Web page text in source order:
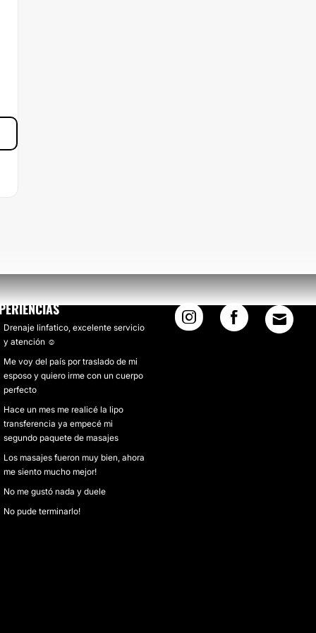
Drenaje linfatico, excelente servicio
y atención ☺️
Me voy del país por traslado de mi
esposo y quiero irme con un cuerpo
perfecto
Hace un mes me realicé la lipo
transferencia ya empecé mi
segundo paquete de masajes
Los masajes fueron muy bien, ahora
me siento mucho mejor!
No me gustó nada y duele
No pude terminarlo!